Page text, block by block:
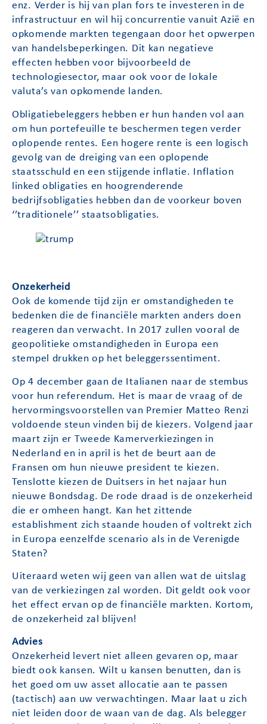
enz. Verder is hij van plan fors te investeren in de
infrastructuur en wil hij concurrentie vanuit Azië en
opkomende markten tegengaan door het opwerpen
van handelsbeperkingen. Dit kan negatieve
effecten hebben voor bijvoorbeeld de
technologiesector, maar ook voor de lokale
valuta’s van opkomende landen.
Obligatiebeleggers hebben er hun handen vol aan
om hun portefeuille te beschermen tegen verder
oplopende rentes. Een hogere rente is een logisch
gevolg van de dreiging van een oplopende
staatsschuld en een stijgende inflatie. Inflation
linked obligaties en hoogrenderende
bedrijfsobligaties hebben dan de voorkeur boven
‘’traditionele’’ staatsobligaties.
Onzekerheid
Ook de komende tijd zijn er omstandigheden te
bedenken die de financiële markten anders doen
reageren dan verwacht. In 2017 zullen vooral de
geopolitieke omstandigheden in Europa een
stempel drukken op het beleggerssentiment.
Op 4 december gaan de Italianen naar de stembus
voor hun referendum. Het is maar de vraag of de
hervormingsvoorstellen van Premier Matteo Renzi
voldoende steun vinden bij de kiezers. Volgend jaar
maart zijn er Tweede Kamerverkiezingen in
Nederland en in april is het de beurt aan de
Fransen om hun nieuwe president te kiezen.
Tenslotte kiezen de Duitsers in het najaar hun
nieuwe Bondsdag. De rode draad is de onzekerheid
die er omheen hangt. Kan het zittende
establishment zich staande houden of voltrekt zich
in Europa eenzelfde scenario als in de Verenigde
Staten?
Uiteraard weten wij geen van allen wat de uitslag
van de verkiezingen zal worden. Dit geldt ook voor
het effect ervan op de financiële markten. Kortom,
de onzekerheid zal blijven!
Advies
Onzekerheid levert niet alleen gevaren op, maar
biedt ook kansen. Wilt u kansen benutten, dan is
het goed om uw asset allocatie aan te passen
(tactisch) aan uw verwachtingen. Maar laat u zich
niet leiden door de waan van de dag. Als belegger